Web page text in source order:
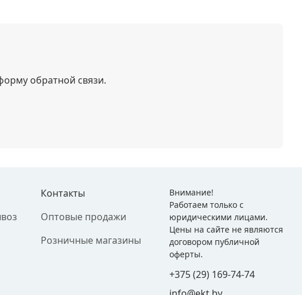
обратной связи.
Контакты
Оптовые продажи
Розничные магазины
Внимание!
Работаем только с
юридическими лицами.
Цены на сайте не являются
договором публичной
оферты.
+375 (29) 169-74-74